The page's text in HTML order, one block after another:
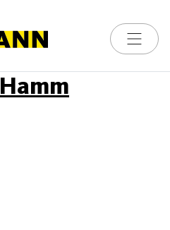
Toggle
Hamm